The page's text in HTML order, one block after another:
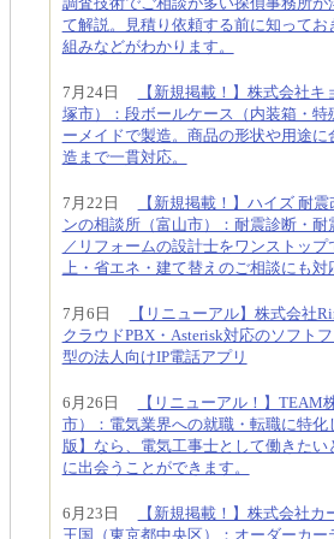
て解説。見積り依頼する前に知ってお
組みなどがわかります。
7月24日
【新規掲載！】株式会社
塚市）：段ボールケース（内装箱・特
ーメイドで製造。商品の形状や用途に
造まで一貫対応。
7月22日
【新規掲載！】ハイズ 耐
ンの相談所（富山市）：耐震診断・
／リフォームの設計士をワンストップ
上・省エネ・建て替えのご相談にも対
7月6日
【リニューアル】株式会社
クラウドPBX・Asterisk対応のソフト
型の法人向けIP電話アプリ
6月26日
【リニューアル！】TEAM
市）：電気業界への就職・転職に特化
版】なら、電気工事士として働きた
に出会うことができます。
6月23日
【新規掲載！】株式会社
王国（東京都中央区）：オーダーカー